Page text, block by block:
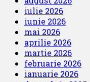
iulie 2026
iunie 2026
mai 2026
aprilie 2026
martie 2026
februarie 2026
ianuarie 2026